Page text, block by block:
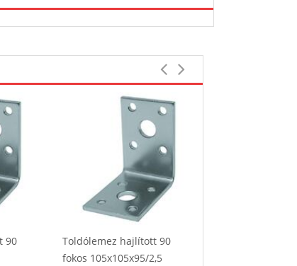
90
Toldólemez hajlított 90
fokos 105x105x95/2,5